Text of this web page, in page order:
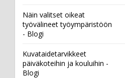
Näin valitset oikeat
työvälineet työympäristöön
- Blogi
Kuvataidetarvikkeet
päiväkoteihin ja kouluihin -
Blogi